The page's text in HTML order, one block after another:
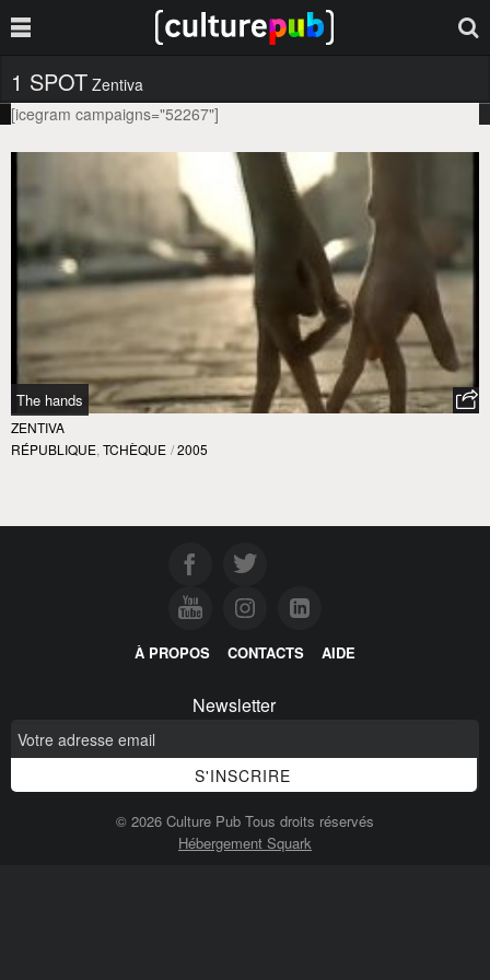
1 SPOT Zentiva
[icegram campaigns="52267"]
The hands
ZENTIVA
RÉPUBLIQUE, TCHÈQUE / 2005
À PROPOS CONTACTS AIDE
Newsletter
© 2026 Culture Pub Tous droits réservés
Hébergement Squark